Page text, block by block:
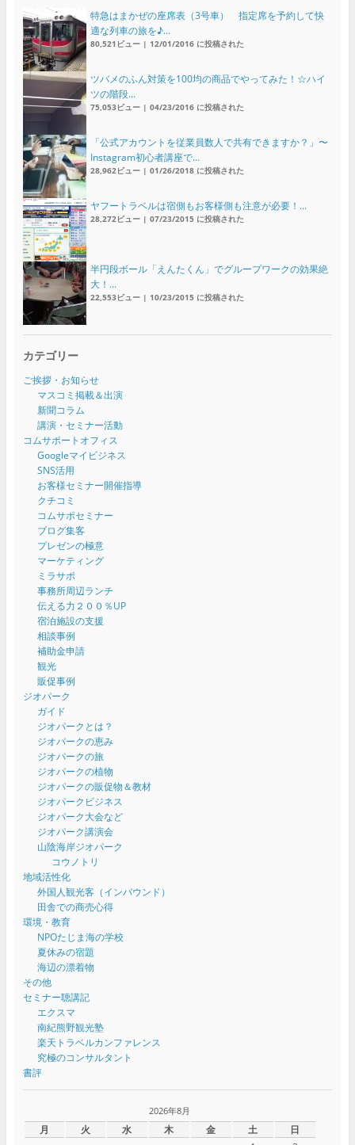
特急はまかぜの座席表（3号車） 指定席を予約して快
適な列車の旅を♪...
80,521ビュー| 12/01/2016 に投稿された
ツバメのふん対策を100均の商品でやってみた！☆ハイ
ツの階段...
75,053ビュー| 04/23/2016 に投稿された
「公式アカウントを従業員数人で共有できますか？」〜
Instagram初心者講座で...
28,962ビュー| 01/26/2018 に投稿された
ヤフートラベルは宿側もお客様側も注意が必要！...
28,272ビュー| 07/23/2015 に投稿された
半円段ボール「えんたくん」でグループワークの効果絶
大！...
22,553ビュー| 10/23/2015 に投稿された
カテゴリー
ご挨拶・お知らせ
マスコミ掲載＆出演
新聞コラム
講演・セミナー活動
コムサポートオフィス
Googleマイビジネス
SNS活用
お客様セミナー開催指導
クチコミ
コムサポセミナー
ブログ集客
プレゼンの極意
マーケティング
ミラサポ
事務所周辺ランチ
伝える力２００％UP
宿泊施設の支援
相談事例
補助金申請
観光
販促事例
ジオパーク
ガイド
ジオパークとは？
ジオパークの恵み
ジオパークの旅
ジオパークの植物
ジオパークの販促物＆教材
ジオパークビジネス
ジオパーク大会など
ジオパーク講演会
山陰海岸ジオパーク
コウノトリ
地域活性化
外国人観光客（インバウンド）
田舎での商売心得
環境・教育
NPOたじま海の学校
夏休みの宿題
海辺の漂着物
その他
セミナー聴講記
エクスマ
南紀熊野観光塾
楽天トラベルカンファレンス
究極のコンサルタント
書評
2026年8月
月 火 水 木 金 土
日